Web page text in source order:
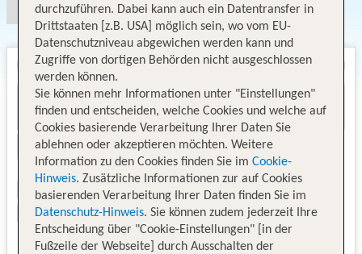
durchzuführen. Dabei kann auch ein Datentransfer in
Drittstaaten [z.B. USA] möglich sein, wo vom EU-
Datenschutzniveau abgewichen werden kann und
Zugriffe von dortigen Behörden nicht ausgeschlossen
werden können.
Sie können mehr Informationen unter "Einstellungen"
finden und entscheiden, welche Cookies und welche auf
Cookies basierende Verarbeitung Ihrer Daten Sie
ablehnen oder akzeptieren möchten. Weitere
Information zu den Cookies finden Sie im Cookie-
Hinweis. Zusätzliche Informationen zur auf Cookies
basierenden Verarbeitung Ihrer Daten finden Sie im
Datenschutz-Hinweis. Sie können zudem jederzeit Ihre
Entscheidung über "Cookie-Einstellungen" [in der
Fußzeile der Webseite] durch Ausschalten der